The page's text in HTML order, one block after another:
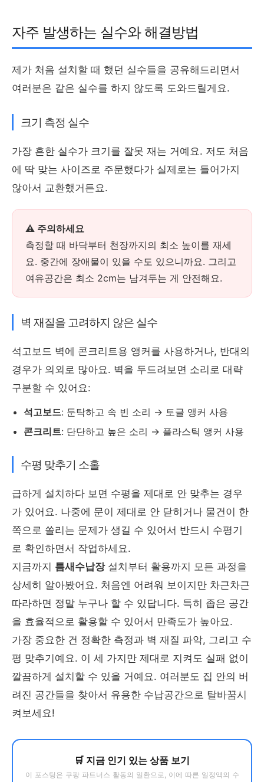
자주 발생하는 실수와 해결방법
제가 처음 설치할 때 했던 실수들을 공유해드리면서
여러분은 같은 실수를 하지 않도록 도와드릴게요.
크기 측정 실수
가장 흔한 실수가 크기를 잘못 재는 거예요. 저도 처음
에 딱 맞는 사이즈로 주문했다가 실제로는 들어가지
않아서 교환했거든요.
⚠️ 주의하세요
측정할 때 바닥부터 천장까지의 최소 높이를 재세
요. 중간에 장애물이 있을 수도 있으니까요. 그리고
여유공간은 최소 2cm는 남겨두는 게 안전해요.
벽 재질을 고려하지 않은 실수
석고보드 벽에 콘크리트용 앵커를 사용하거나, 반대의
경우가 의외로 많아요. 벽을 두드려보면 소리로 대략
구분할 수 있어요:
석고보드: 둔탁하고 속 빈 소리 → 토글 앵커 사용
콘크리트: 단단하고 높은 소리 → 플라스틱 앵커 사용
수평 맞추기 소홀
급하게 설치하다 보면 수평을 제대로 안 맞추는 경우
가 있어요. 나중에 문이 제대로 안 닫히거나 물건이 한
쪽으로 쏠리는 문제가 생길 수 있어서 반드시 수평기
로 확인하면서 작업하세요.
지금까지 틈새수납장설치부터 활용까지 모든 과정을
상세히 알아봤어요. 처음엔 어려워 보이지만 차근차근
따라하면 정말 누구나 할 수 있답니다. 특히 좁은 공간
을 효율적으로 활용할 수 있어서 만족도가 높아요.
가장 중요한 건 정확한 측정과 벽 재질 파악, 그리고 수
평 맞추기예요. 이 세 가지만 제대로 지켜도 실패 없이
깔끔하게 설치할 수 있을 거예요. 여러분도 집 안의 버
려진 공간들을 찾아서 유용한 수납공간으로 탈바꿈시
켜보세요!
🛒 지금 인기 있는 상품 보기
이 포스팅은 쿠팡 파트너스 활동의 일환으로, 이에 따른 일정액의 수